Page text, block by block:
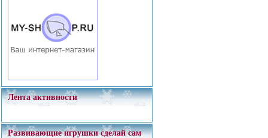
Лента активности
Развивающие игрушки сделай сам